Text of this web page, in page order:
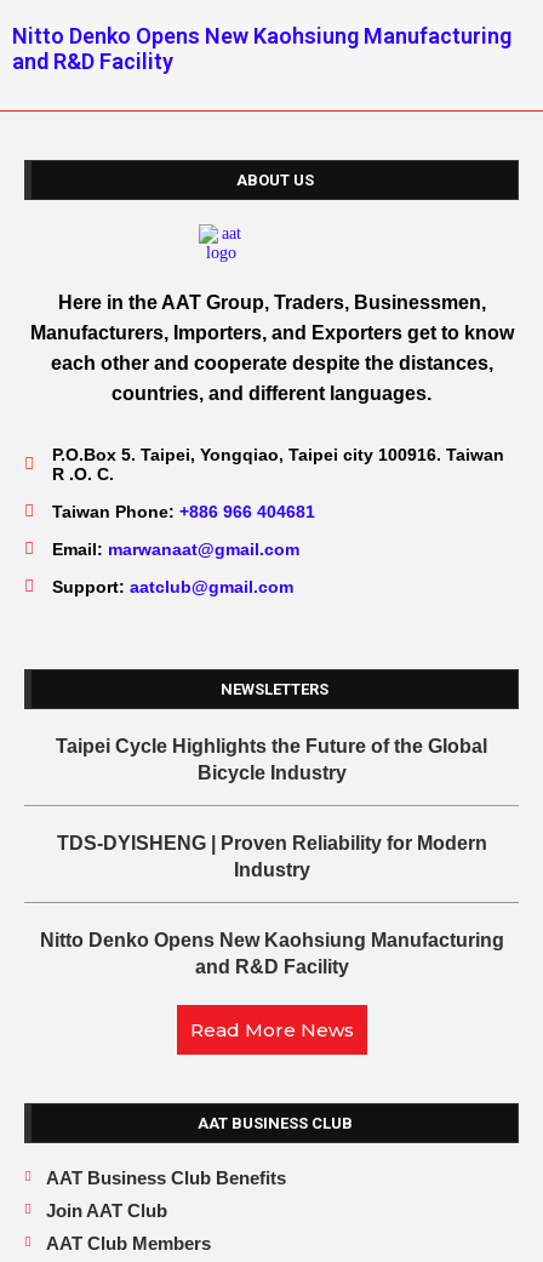
Nitto Denko Opens New Kaohsiung Manufacturing
and R&D Facility
ABOUT US
Here in the AAT Group, Traders, Businessmen,
Manufacturers, Importers, and Exporters get to know
each other and cooperate despite the distances,
countries, and different languages.
P.O.Box 5. Taipei, Yongqiao, Taipei city 100916. Taiwan
R .O. C.
Taiwan Phone: +886 966 404681
Email: marwanaat@gmail.com
Support: aatclub@gmail.com
NEWSLETTERS
Taipei Cycle Highlights the Future of the Global
Bicycle Industry
TDS-DYISHENG | Proven Reliability for Modern
Industry
Nitto Denko Opens New Kaohsiung Manufacturing
and R&D Facility
Read More News
AAT BUSINESS CLUB
AAT Business Club Benefits
Join AAT Club
AAT Club Members